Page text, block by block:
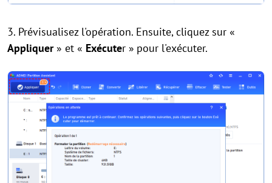
3. Prévisualisez l'opération. Ensuite, cliquez sur «
Appliquer» et « Exécuter » pour l'exécuter.